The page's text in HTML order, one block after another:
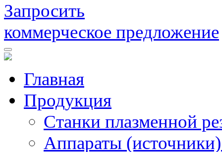
Запросить
коммерческое предложение
Главная
Продукция
Станки плазменной
Аппараты